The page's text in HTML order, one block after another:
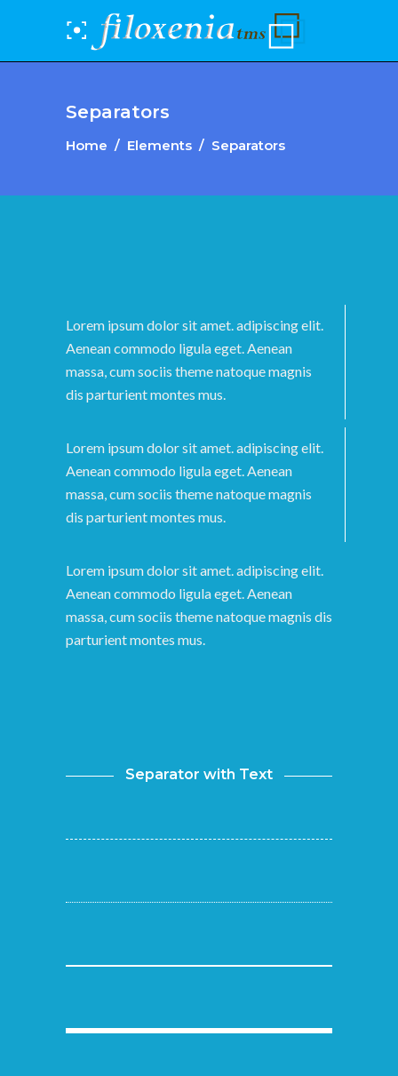
Separators
Home / Elements / Separators
Lorem ipsum dolor sit amet. adipiscing elit.
Aenean commodo ligula eget. Aenean
massa, cum sociis theme natoque magnis
dis parturient montes mus.
Lorem ipsum dolor sit amet. adipiscing elit.
Aenean commodo ligula eget. Aenean
massa, cum sociis theme natoque magnis
dis parturient montes mus.
Lorem ipsum dolor sit amet. adipiscing elit.
Aenean commodo ligula eget. Aenean
massa, cum sociis theme natoque magnis dis
parturient montes mus.
Separator with Text